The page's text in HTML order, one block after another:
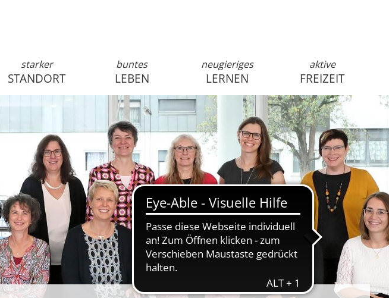
anmelden
starker
STANDORT
buntes
LEBEN
neugieriges
LERNEN
aktive
FREIZEIT